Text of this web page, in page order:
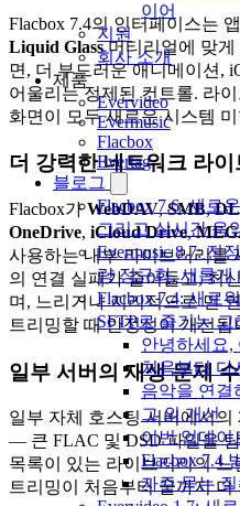
이어
지원
회사 소개
제품
Evervideo
Evermusic
Flacbox
Evertag
블로그
Flacbox 7.6: 새로
그리고 실시간 음
Evermusic 8.7: 진
량 정규화, 새롭게
Flacbox 7.4: 새로
SFTP로 즐기는
안녕하세요,
처음부터 다
음악을 연결
그 외 개선
이번 업데이
Flacbox 7.4
자주 묻는
Flacbox 7.4의 인터페이스는
Liquid Glass머티리얼에 맞
면, 더 부드러운 애니메이션,
어울리는 정제된 컨트롤. 라
화면이 모두 새로운 시스템
더 강력한 네트워크 라이
Flacbox가WebDAV,SMB,
OneDrive, iCloud Drive,
사용하는 내부 라이브러리를
의 연결 실패가 줄어들고, 최
며, 느리거나 지리적으로 먼
트리밍할 때 안정성이 개선됩
일부 서버의 재생 문제
일부 자체 호스팅 서버에서
— 큰 FLAC 및 DSD 파일을
목록이 있는 라이브러리의
트리밍이 처음부터 끝까지